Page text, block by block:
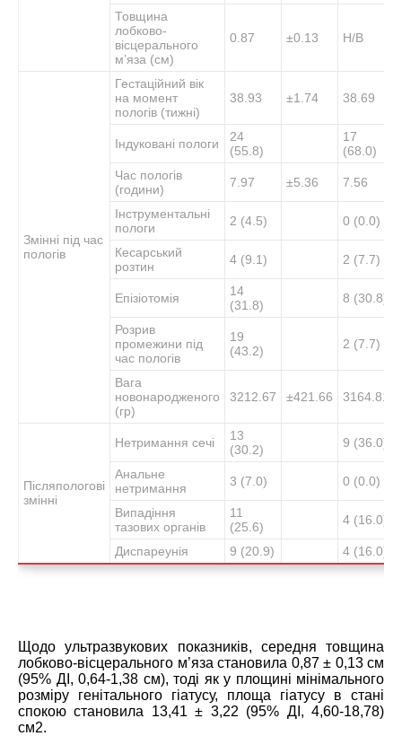
Товщина
лобково-
вісцерального
м’яза (см)
0.87 ±0.13 Н/В
Змінні під час
пологів
Гестаційний вік
на момент
пологів (тижні)
38.93 ±1.74 38.69
Індуковані пологи
24
(55.8)
17
(68.0)
Час пологів
(години)
7.97 ±5.36 7.56
Інструментальні
пологи
2 (4.5) 0 (0.0)
Кесарський
розтин
4 (9.1) 2 (7.7)
Епізіотомія
14
(31.8)
8 (30.8)
Розрив
промежини під
час пологів
19
(43.2)
2 (7.7)
Вага
новонародженого
(гр)
3212.67 ±421.66 3164.81
Післяпологові
змінні
Нетримання сечі
13
(30.2)
9 (36.0)
Анальне
нетримання
3 (7.0) 0 (0.0)
Випадіння
тазових органів
11
(25.6)
4 (16.0)
Диспареунія 9 (20.9) 4 (16.0)
Щодо ультразвукових показників, середня товщина
лобково-вісцерального м’яза становила 0,87 ± 0,13 см
(95% ДІ, 0,64-1,38 см), тоді як у площині мінімального
розміру генітального гіатусу, площа гіатусу в стані
спокою становила 13,41 ± 3,22 (95% ДІ, 4,60-18,78)
см2.